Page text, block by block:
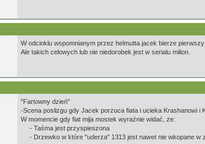
W odcinklu wspomnianym przez helmutta jacek bierze
Ale takich celowych lub nie niedorobek jest w serialu milion.
"Fartowny dzień"
-Scena poslizgu gdy Jacek porzuca fiata i ucieka Krashanowi i
W momencie gdy fiat mija mostek wyraźnie widać, że:
- Taśma jest przyspieszona
- Drzewko w które "uderza" 1313 jest nawet nie wkopane w